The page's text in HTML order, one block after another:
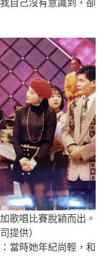
自己沒有意識到，卻
歌唱比賽脫穎而出。
提供）
當時她年紀尚輕，和